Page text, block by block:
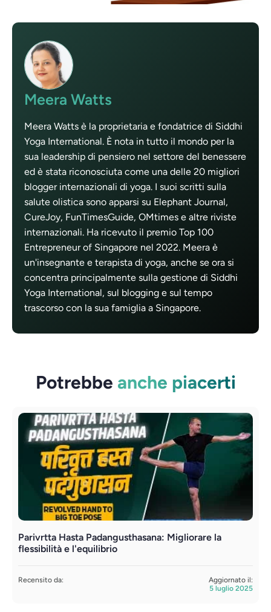
Meera Watts
Meera Watts è la proprietaria e fondatrice di Siddhi
Yoga International. È nota in tutto il mondo per la
sua leadership di pensiero nel settore del benessere
ed è stata riconosciuta come una delle 20 migliori
blogger internazionali di yoga. I suoi scritti sulla
salute olistica sono apparsi su Elephant Journal,
CureJoy, FunTimesGuide, OMtimes e altre riviste
internazionali. Ha ricevuto il premio Top 100
Entrepreneur of Singapore nel 2022. Meera è
un'insegnante e terapista di yoga, anche se ora si
concentra principalmente sulla gestione di Siddhi
Yoga International, sul blogging e sul tempo
trascorso con la sua famiglia a Singapore.
Potrebbe anche piacerti
Parivrtta Hasta Padangusthasana: Migliorare la
flessibilità e l'equilibrio
Recensito da:
Aggiornato il:
5 luglio 2025